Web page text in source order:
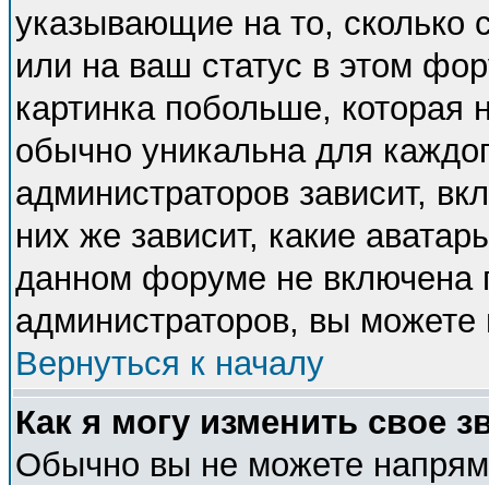
указывающие на то,
или на ваш статус в этом
картинка побольше, которая
обычно уникальна для
администраторов зависит,
них же зависит, какие
данном форуме не включена
администраторов, вы
Вернуться к началу
Как я могу изменить свое
Обычно вы не можете